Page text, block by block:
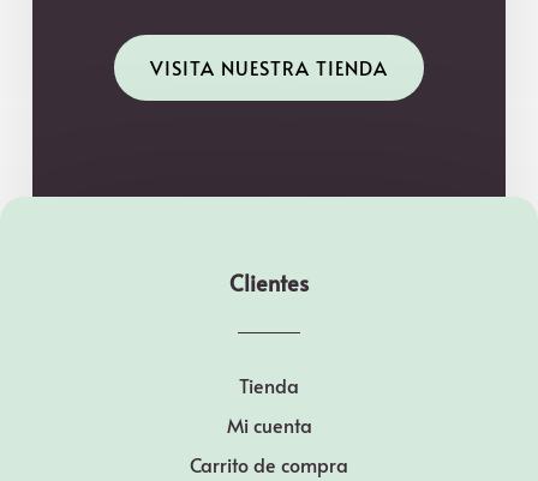
VISITA NUESTRA TIENDA
Clientes
Tienda
Mi cuenta
Carrito de compra